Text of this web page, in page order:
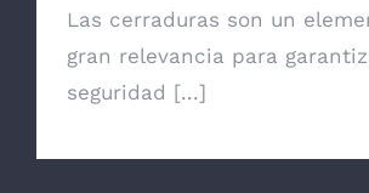
Las cerraduras son un
gran relevancia para
seguridad [...]